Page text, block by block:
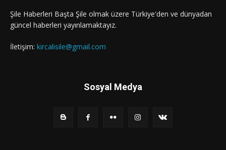
Şile Haberleri Başta Şile olmak üzere Türkiye'den ve dünyadan
güncel haberleri yayınlamaktayız.
İletişim: kircalisile@gmail.com
Sosyal Medya